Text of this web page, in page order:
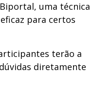
uma técnica
para certos
terão a
diretamente